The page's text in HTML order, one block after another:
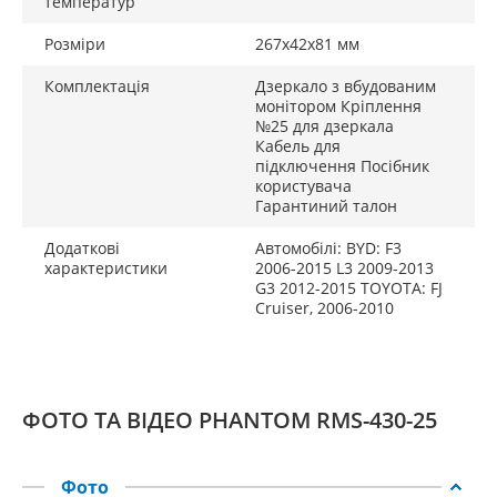
Натискаючи кнопку на передній частині дзеркала
заднього виду Phantom RMS-430-25 у режимі
відеокамери заднього огляду, можна регулювати
яскравість вбудованого монітора за рівнем:
0,5,10,15,20,25,30,35,40. Вибраний рівень буде
автоматично збережено для подальшого
Характеристики:
Система кольоровості: PAL/NTSC (автовизначення)
передачі)
Розміри
267х42х81 мм
Комплектація
Дзеркало з вбудованим
монітором Кріплення
№25 для дзеркала
Кабель для
підключення Посібник
користувача
Гарантиний талон
Додаткові
характеристики
Автомобілі: BYD: F3
2006-2015 L3 2009-2013
G3 2012-2015 TOYOTA: FJ
Cruiser, 2006-2010
ФОТО ТА ВІДЕО PHANTOM RMS-430-25
Фото